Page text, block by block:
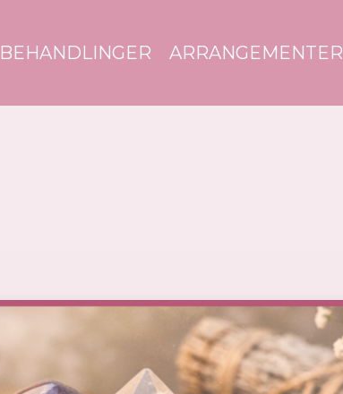
BEHANDLINGER ARRANGEMENTER